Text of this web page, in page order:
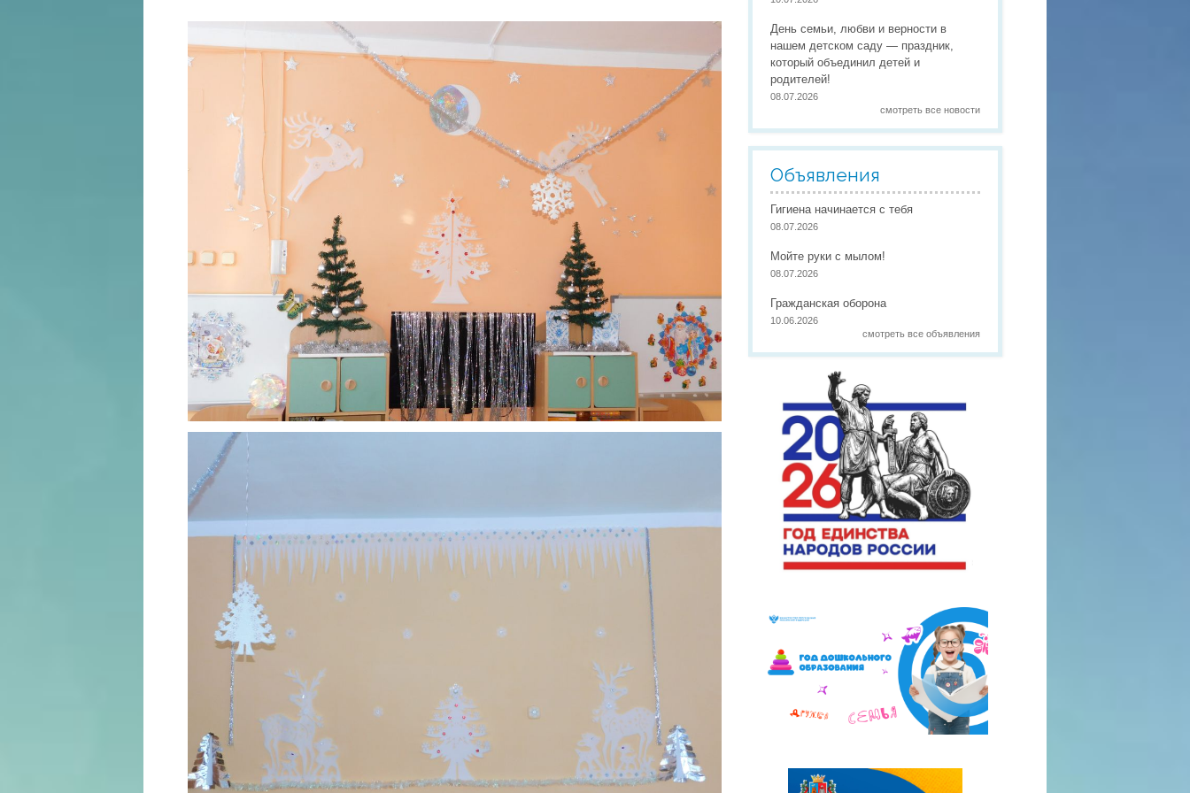
Развивающая предметно-пространственная среда
Обеспечение здоровья, безопасности, качеству услуг по присмотру и уходу
Международное сотрудничество
Доступная среда
Наши работы
Школа маленьких патриотов
День семьи, любви и верности в
нашем детском саду — праздник,
который объединил детей и
родителей!
08.07.2026
смотреть все новости
Объявления
Гигиена начинается с тебя
08.07.2026
Мойте руки с мылом!
08.07.2026
Гражданская оборона
10.06.2026
смотреть все объявления